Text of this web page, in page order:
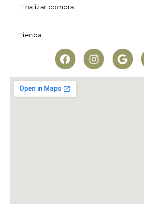
Finalizar compra
Tienda